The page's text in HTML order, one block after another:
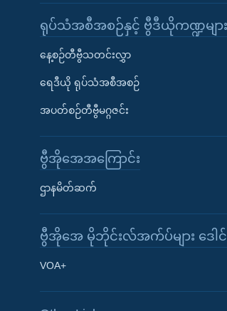
Learning English
ရုပ်သံအစီအစဉ်နှင့် ဗွီဒီယိုကဏ္ဍများ
နေ့စဉ်တီဗွီသတင်းလွှာ
ရေဒီယို ရုပ်သံအစီအစဉ်
အပတ်စဉ်တီဗွီမဂ္ဂဇင်း
ဗွီအိုအေအကြောင်း
ဌာနမိတ်ဆက်
ဗွီအိုအေ မိုဘိုင်းလ်အက်ပ်များ ဒေ
VOA+